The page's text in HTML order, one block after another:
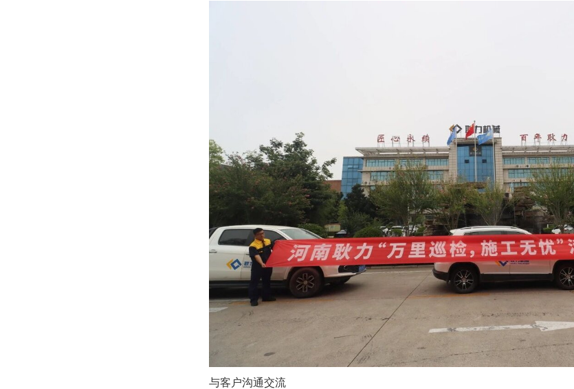
与客户沟通交流